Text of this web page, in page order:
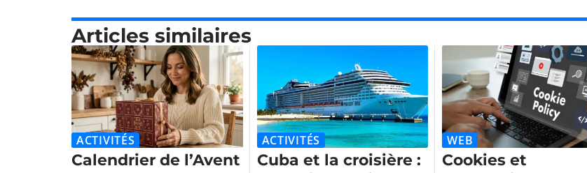
Articles similaires
ACTIVITÉS
Calendrier de l’Avent
ACTIVITÉS
Cuba et la croisière :
WEB
Cookies et